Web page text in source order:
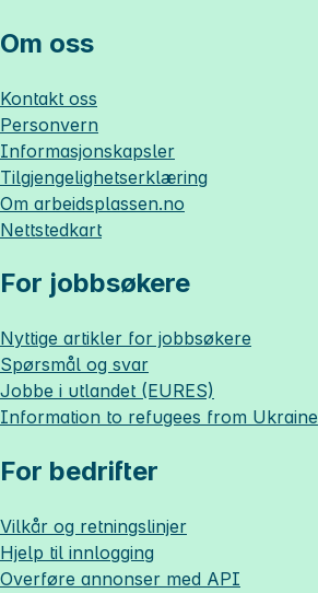
Om oss
Kontakt oss
Personvern
Informasjonskapsler
Tilgjengelighetserklæring
Om arbeidsplassen.no
Nettstedkart
For jobbsøkere
Nyttige artikler for jobbsøkere
Spørsmål og svar
Jobbe i utlandet (EURES)
Information to refugees from Ukraine
For bedrifter
Vilkår og retningslinjer
Hjelp til innlogging
Overføre annonser med API